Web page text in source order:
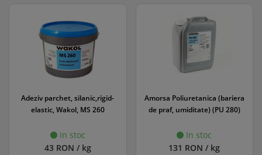
Amorsa Poliuretanica (bariera
de praf, umiditate) (PU 280)
In stoc
131 RON / kg
Grund parchet WS EasyPrime
In stoc
118 RON / l